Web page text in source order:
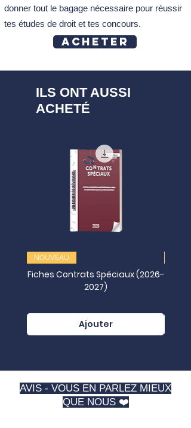
donner tout le bagage nécessaire pour réussir
tes études de droit et tes concours.
Acheter
ILS ONT AUSSI
ACHETÉ
NOUVEAU
Fiches Contrats Spéciaux (2026-
2027)
Ajouter
AVIS - VOUS EN PARLEZ MIEUX
QUE NOUS ❤️